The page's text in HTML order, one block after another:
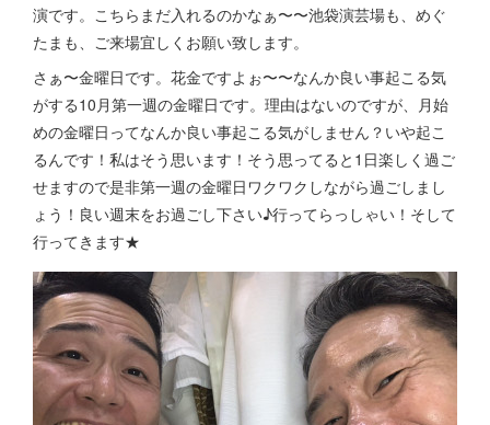
演です。こちらまだ入れるのかなぁ〜〜池袋演芸場も、めぐ
たまも、ご来場宜しくお願い致します。
さぁ〜金曜日です。花金ですよぉ〜〜なんか良い事起こる気
がする10月第一週の金曜日です。理由はないのですが、月始
めの金曜日ってなんか良い事起こる気がしません？いや起こ
るんです！私はそう思います！そう思ってると1日楽しく過ご
せますので是非第一週の金曜日ワクワクしながら過ごしまし
ょう！良い週末をお過ごし下さい♪行ってらっしゃい！そして
行ってきます★